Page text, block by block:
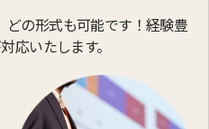
の形式も可能です！ 経験豊
応いたします。